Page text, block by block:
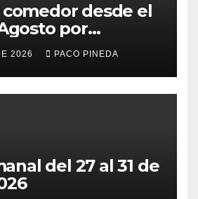
desde el
por
2026 PACO PINEDA
del 27 al 31 de